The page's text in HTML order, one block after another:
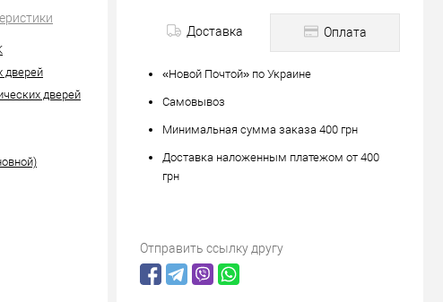
дверей
дверей
Доставка Оплата
«Новой Почтой» по Украине
Самовывоз
Минимальная сумма заказа 400 грн
Доставка наложенным платежом от 400
грн
Отправить ссылку другу